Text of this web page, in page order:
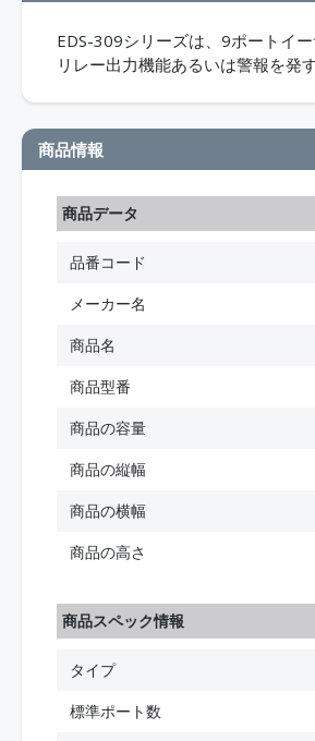
EDS-309シリーズは、9ポートイ
リレー出力機能あるいは警報を発
商品情報
商品データ
品番コード
メーカー名
商品名
商品型番
商品の容量
商品の縦幅
商品の横幅
商品の高さ
商品スペック情報
タイプ
標準ポート数